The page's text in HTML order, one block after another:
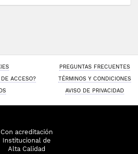
PREGUNTAS FRECUENTES
ACCESO?
TÉRMINOS Y CONDICIONES
AVISO DE PRIVACIDAD
Con acreditación
Institucional de
Alta Calidad